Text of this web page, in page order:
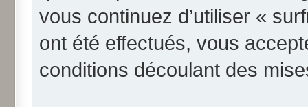
vous continuez d’utiliser «
ont été effectués, vous
conditions découlant des